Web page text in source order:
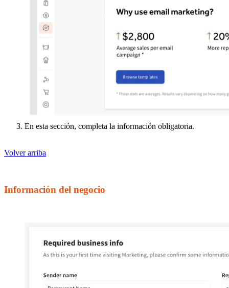
En esta sección, completa la información obligatoria.
Volver arriba
Información del negocio